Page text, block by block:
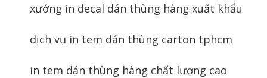
xưởng in decal dán thùng hàng xuất khẩu
dịch vụ in tem dán thùng carton tphcm
in tem dán thùng hàng chất lượng cao